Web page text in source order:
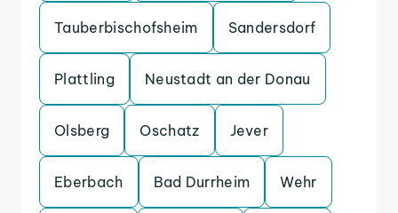
Tauberbischofsheim Sandersdorf
Plattling Neustadt an der Donau
Olsberg Oschatz Jever
Eberbach Bad Durrheim Wehr